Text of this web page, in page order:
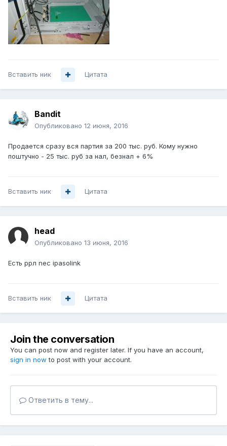
Вставить ник Цитата
Bandit
Опубликовано 12 июня, 2016
Продается сразу вся партия за 200 тыс. руб. Кому нужно
поштучно - 25 тыс. руб за нал, безнал + 6%
Вставить ник Цитата
head
Опубликовано 13 июня, 2016
Есть ррл nec ipasolink
Вставить ник Цитата
Join the conversation
You can post now and register later. If you have an account,
sign in now to post with your account.
Ответить в тему...